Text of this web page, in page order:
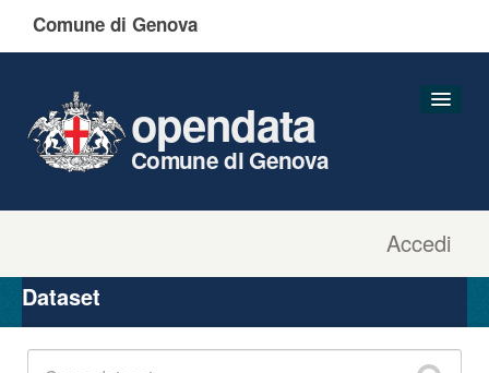
Comune di Genova
Accedi
opendata
Comune di Genova
Organizzazioni
Gruppi
Dataset